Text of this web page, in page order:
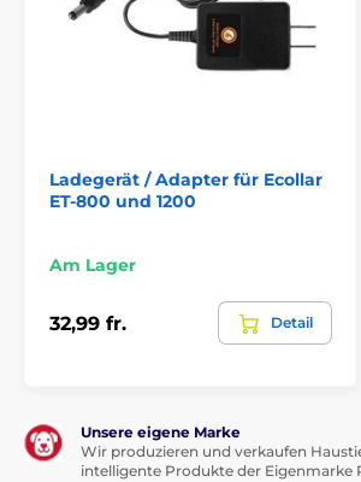
Ladegerät / Adapter für Ecollar
ET-800 und 1200
Am Lager
32,99 fr. Detail
Unsere eigene Marke
Wir produzieren und verkaufen
intelligente Produkte der Eigenmarke